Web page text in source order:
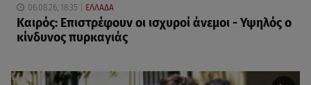
06.08.26, 18:35 ΕΛΛΑΔΑ
Καιρός: Επιστρέφουν οι ισχυροί άνεμοι - Υψηλός ο
κίνδυνος πυρκαγιάς